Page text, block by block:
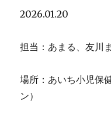
2026.01.20
担当：あまる、友川
場所：あいち小児保
ン）